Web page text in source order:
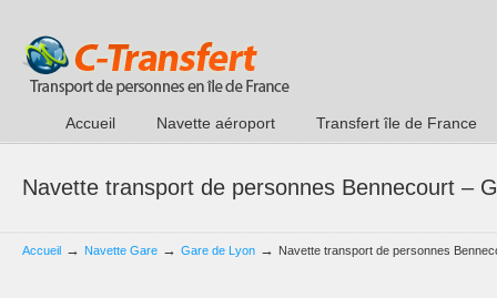
Accueil Navette aéroport Transfert île de France
Navette transport de personnes Bennecourt –
Accueil → Navette Gare → Gare de Lyon → Navette transport de personnes